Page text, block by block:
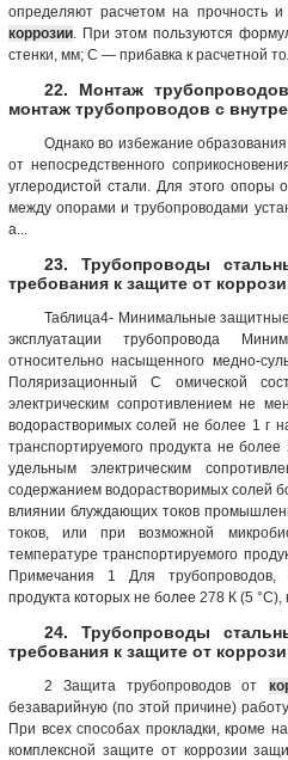
определяют расчетом на прочность
коррозии . При этом пользуются
стенки, мм; С — прибавка к расчетной
22. Монтаж
монтаж трубопроводов с
Однако во избежание
от непосредственного
углеродистой стали. Для этого опоры
между опорами и трубопроводами
а...
23. Трубопроводы
требования к защите от
Таблица4- Минимальные
эксплуатации трубопровода
относительно насыщенного медно-
Поляризационный С омической
электрическим сопротивлением не
водорастворимых солей не более 1 г
транспортируемого продукта не
удельным электрическим
содержанием водорастворимых солей
влиянии блуждающих токов
токов, или при возможной
температуре транспортируемого
Примечания 1 Для трубопроводов,
продукта которых не более 278 К (5
24. Трубопроводы
требования к защите от
2 Защита трубопроводов от
безаварийную (по этой причине)
При всех способах прокладки, кроме
комплексной защите от коррозии